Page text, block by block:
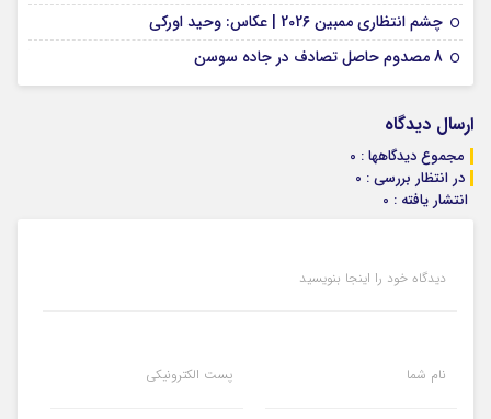
چشم انتظاری ممبین 2026 | عکاس: وحید اورکی
8 مصدوم حاصل تصادف در جاده سوسن
ارسال دیدگاه
مجموع دیدگاهها : 0
در انتظار بررسی : 0
انتشار یافته : 0
دیدگاه خود را اینجا بنویسید
نام شما پست الکترونیکی